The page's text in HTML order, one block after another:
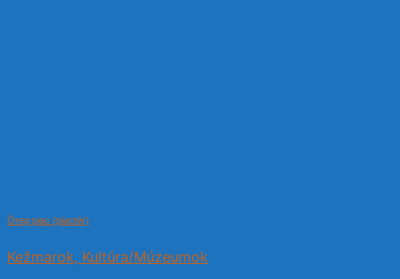
Öreg piac (piactér)
Kežmarok, Kultúra/Múzeumok